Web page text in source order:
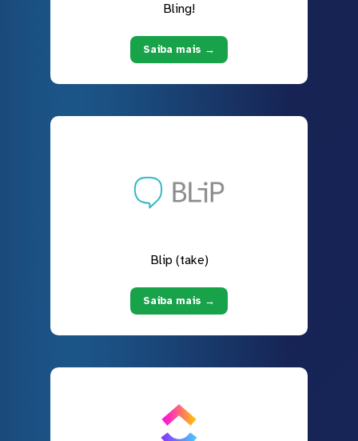
Bling!
Saiba mais →
Blip (take)
Saiba mais →